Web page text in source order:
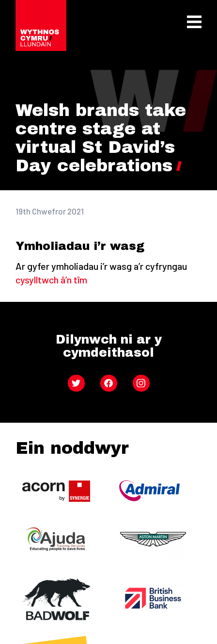
OPEN
Welsh brands take
centre stage at
virtual St David’s
Day celebrations
19th Chwefror 2021
Ymholiadau i’r wasg
Ar gyfer ymholiadau i’r wasg a’r cyfryngau
cysylltwch â’n tîm
Dilynwch ni ar y
cymdeithasol
Twitter FacebookInstagram
Ein noddwyr